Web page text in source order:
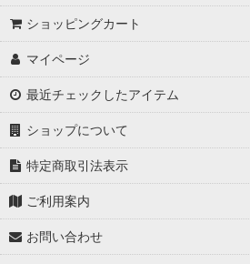
ショッピングカート
マイページ
最近チェックしたアイテム
ショップについて
特定商取引法表示
ご利用案内
お問い合わせ